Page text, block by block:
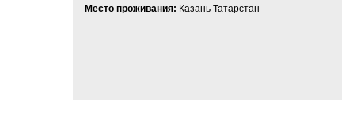
Место проживания: Казань Татарстан